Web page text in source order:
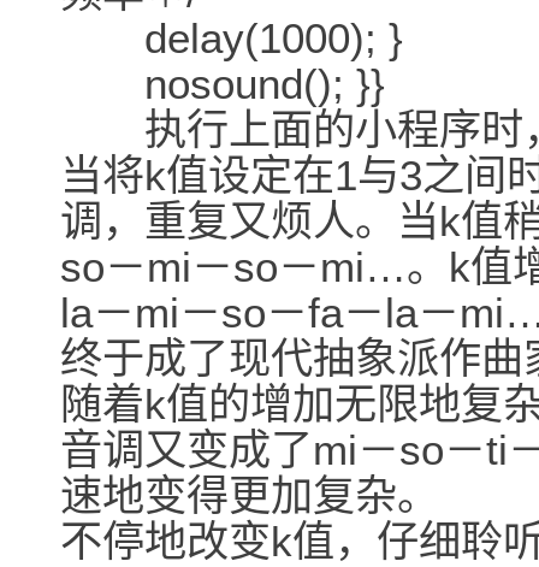
delay(1000); }
nosound(); }}
执行上面的小程序时
当将k值设定在1与3之间
调，重复又烦人。当k值
so－mi－so－mi…。k值
la－mi－so－fa－la－
终于成了现代抽象派作
随着k值的增加无限地复
音调又变成了mi－so－ti
速地变得更加复杂。
不停地改变k值，仔细聆